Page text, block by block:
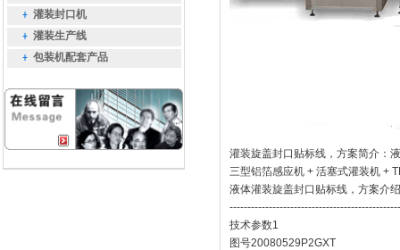
灌装封口机
灌装生产线
包装机配套产品
灌装旋盖封口贴标线，方案简介：
三型铝箔感应机 + 活塞式灌装机 +
液体灌装旋盖封口贴标线，方案介
技术参数1
图号20080529P2GXT